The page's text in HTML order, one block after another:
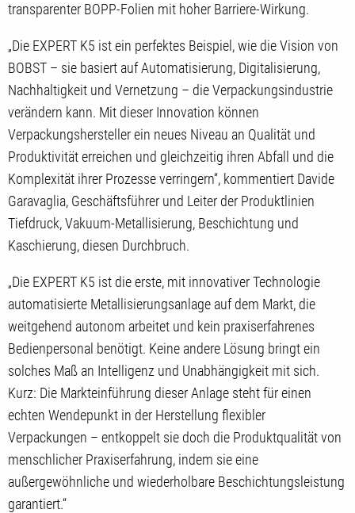
transparenter BOPP-Folien mit hoher Barriere-Wirkung.
„Die EXPERT K5 ist ein perfektes Beispiel, wie die Vision von
BOBST – sie basiert auf Automatisierung, Digitalisierung,
Nachhaltigkeit und Vernetzung – die Verpackungsindustrie
verändern kann. Mit dieser Innovation können
Verpackungshersteller ein neues Niveau an Qualität und
Produktivität erreichen und gleichzeitig ihren Abfall und die
Komplexität ihrer Prozesse verringern“, kommentiert Davide
Garavaglia, Geschäftsführer und Leiter der Produktlinien
Tiefdruck, Vakuum-Metallisierung, Beschichtung und
Kaschierung, diesen Durchbruch.
„Die EXPERT K5 ist die erste, mit innovativer Technologie
automatisierte Metallisierungsanlage auf dem Markt, die
weitgehend autonom arbeitet und kein praxiserfahrenes
Bedienpersonal benötigt. Keine andere Lösung bringt ein
solches Maß an Intelligenz und Unabhängigkeit mit sich.
Kurz: Die Markteinführung dieser Anlage steht für einen
echten Wendepunkt in der Herstellung flexibler
Verpackungen – entkoppelt sie doch die Produktqualität von
menschlicher Praxiserfahrung, indem sie eine
außergewöhnliche und wiederholbare Beschichtungsleistung
garantiert.“